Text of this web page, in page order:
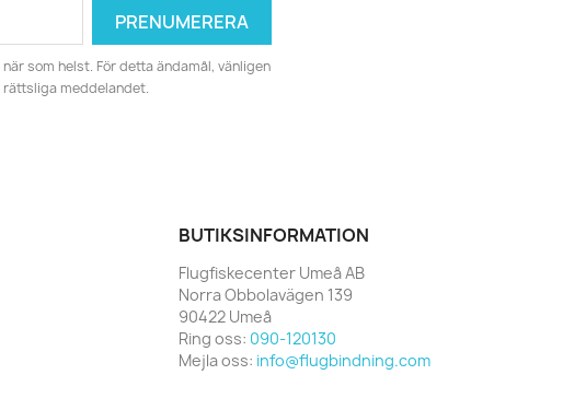
som helst. För detta ändamål, vänligen
meddelandet.
BUTIKSINFORMATION
Flugfiskecenter Umeå AB
Norra Obbolavägen 139
90422 Umeå
Ring oss: 090-120130
Mejla oss: info@flugbindning.com